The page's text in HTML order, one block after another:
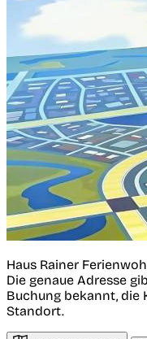
Haus Rainer
Die genaue Adresse
Buchung bekannt, die
Standort.